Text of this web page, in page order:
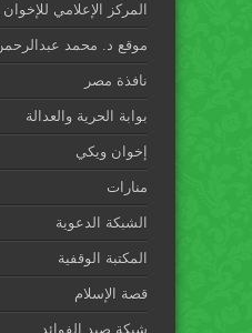
المركز الإعلامي
موقع د. محمد
نافذة مصر
بوابة الحرية والعدالة
إخوان ويكي
منارات
الشبكة الدعوية
المكتبة الوقفية
قصة الإسلام
شبكة صيد الفوائد